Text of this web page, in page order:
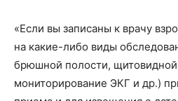
«Если вы записаны к врачу
на какие-либо виды
брюшной полости,
мониторирование ЭКГ и др.)